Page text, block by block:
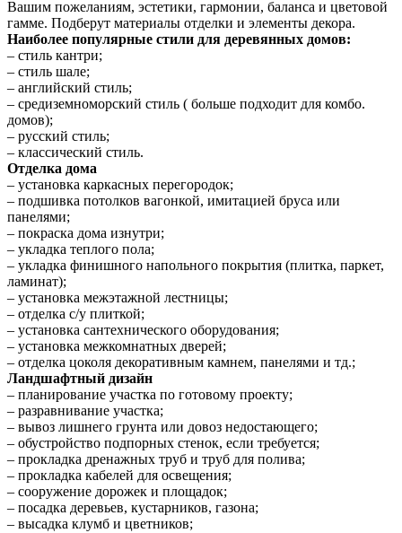
Вашим пожеланиям, эстетики, гармонии, баланса и цветовой
гамме. Подберут материалы отделки и элементы декора.
Наиболее популярные стили для деревянных домов:
– стиль кантри;
– стиль шале;
– английский стиль;
– средиземноморский стиль ( больше подходит для комбо.
домов);
– русский стиль;
– классический стиль.
Отделка дома
– установка каркасных перегородок;
– подшивка потолков вагонкой, имитацией бруса или
панелями;
– покраска дома изнутри;
– укладка теплого пола;
– укладка финишного напольного покрытия (плитка, паркет,
ламинат);
– установка межэтажной лестницы;
– отделка с/у плиткой;
– установка сантехнического оборудования;
– установка межкомнатных дверей;
– отделка цоколя декоративным камнем, панелями и тд.;
Ландшафтный дизайн
– планирование участка по готовому проекту;
– разравнивание участка;
– вывоз лишнего грунта или довоз недостающего;
– обустройство подпорных стенок, если требуется;
– прокладка дренажных труб и труб для полива;
– прокладка кабелей для освещения;
– сооружение дорожек и площадок;
– посадка деревьев, кустарников, газона;
– высадка клумб и цветников;